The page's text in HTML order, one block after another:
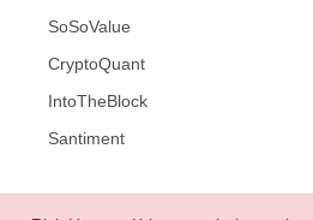
SoSoValue
CryptoQuant
IntoTheBlock
Santiment